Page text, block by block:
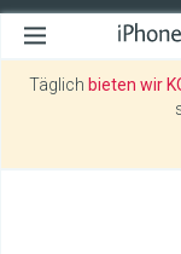
Täglich bieten wir